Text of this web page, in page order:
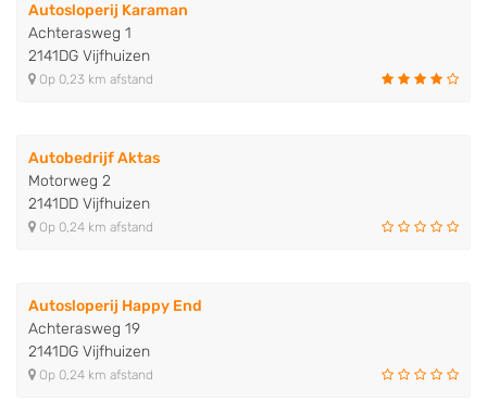
Autosloperij Karaman
Achterasweg 1
2141DG Vijfhuizen
Op 0,23 km afstand
Autobedrijf Aktas
Motorweg 2
2141DD Vijfhuizen
Op 0,24 km afstand
Autosloperij Happy End
Achterasweg 19
2141DG Vijfhuizen
Op 0,24 km afstand